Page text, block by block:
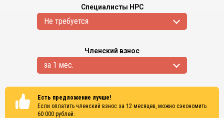
Специалисты НРС
Не требуется
Членский взнос
за 1 мес.
Есть предложение лучше!
Если оплатить членский взнос за 12 месяцев, можно сэкономить
60 000 рублей.